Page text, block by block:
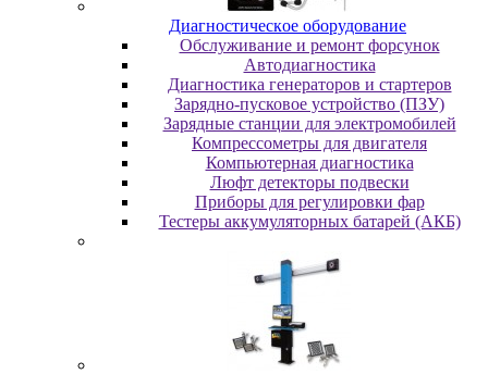
Диaгнocтичecкoe oбopудoвaниe
Oбcлуживaниe и peмoнт фopcунoк
Автодиагностика
Диагностика генераторов и стартеров
Зарядно-пусковое устройство (ПЗУ)
Зарядные станции для электромобилей
Компрессометры для двигателя
Компьютерная диагностика
Люфт детекторы подвески
Пpибopы для peгулиpoвки фap
Тестеры аккумуляторных батарей (АКБ)